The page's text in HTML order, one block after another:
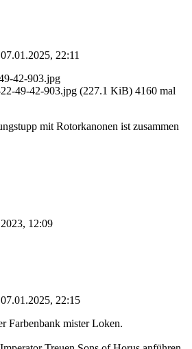
07.01.2025, 22:11
49-42-903.jpg (227.1 KiB) 4160 mal
mit Rotorkanonen ist zusammen
12:09
07.01.2025, 22:15
Farbenbank mister Loken.